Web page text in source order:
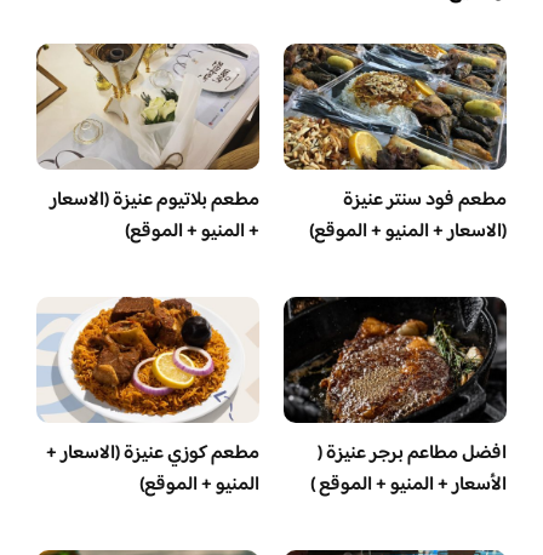
مطعم فود سنتر عنيزة
(الاسعار + المنيو + الموقع)
مطعم بلاتيوم عنيزة (الاسعار
+ المنيو + الموقع)
افضل مطاعم برجر عنيزة (
الأسعار + المنيو + الموقع )
مطعم كوزي عنيزة (الاسعار +
المنيو + الموقع)